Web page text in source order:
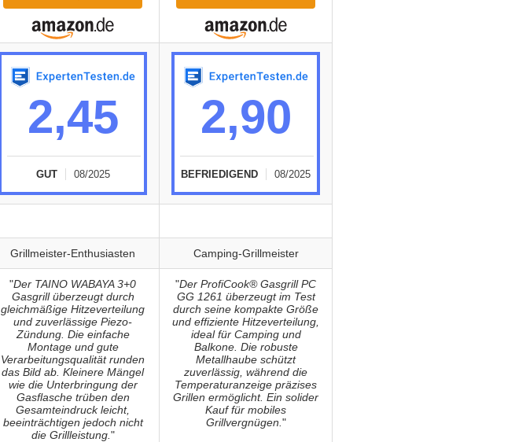
2,45
GUT 08/2025
2,90
BEFRIEDIGEND 08/2025
Grillmeister-Enthusiasten Camping-Grillmeister
"Der TAINO WABAYA 3+0
Gasgrill überzeugt durch
gleichmäßige Hitzeverteilung
und zuverlässige Piezo-
Zündung. Die einfache
Montage und gute
Verarbeitungsqualität runden
das Bild ab. Kleinere Mängel
wie die Unterbringung der
Gasflasche trüben den
Gesamteindruck leicht,
beeinträchtigen jedoch nicht
die Grillleistung. "
"Der ProfiCook® Gasgrill PC
GG 1261 überzeugt im Test
durch seine kompakte Größe
und effiziente Hitzeverteilung,
ideal für Camping und
Balkone. Die robuste
Metallhaube schützt
zuverlässig, während die
Temperaturanzeige präzises
Grillen ermöglicht. Ein solider
Kauf für mobiles
Grillvergnügen. "